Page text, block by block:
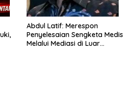
Abdul Latif: Merespon
Penyelesaian Sengketa Medis
Melalui Mediasi di Luar